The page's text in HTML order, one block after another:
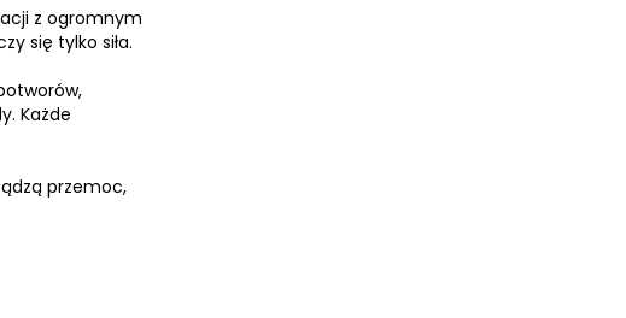
z ogromnym
się tylko siła.
Każde
przemoc,